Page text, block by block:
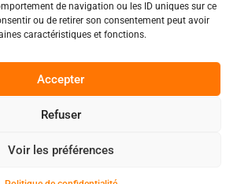
de navigation ou les ID uniques sur ce
ou de retirer son consentement peut avoir
caractéristiques et fonctions.
Accepter
Refuser
Voir les préférences
Politique de confidentialité
Nos conditions de vente et livraison
Code de conduite